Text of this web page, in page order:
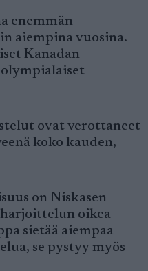
enemmän
aiempina vuosina.
Kanadan
ovat verottaneet
koko kauden,
on Niskasen
oikea
sietää aiempaa
se pystyy myös